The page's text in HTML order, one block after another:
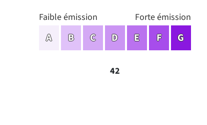
A
Faible émission
B C D
42
E F G
Forte émission